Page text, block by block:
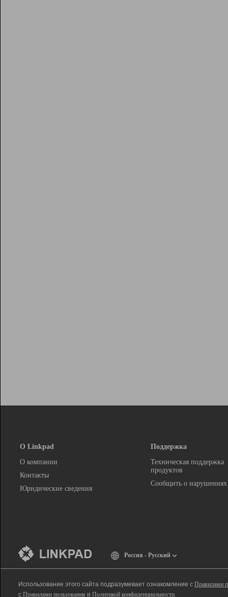
О Linkpad
О компании
Контакты
Юридические сведения
Поддержка
Техническая поддержка
продуктов
Сообщить о нарушениях
Россия - Русский
Использование этого сайта подразумевает ознакомление с Правилами
с Правилами пользования и Политикой конфиденциальности.